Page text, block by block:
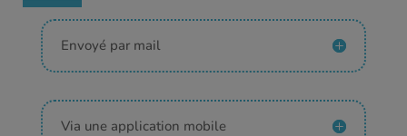
Envoyé par mail
Via une application mobile